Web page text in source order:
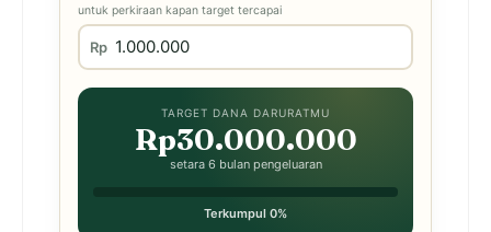
untuk perkiraan kapan target tercapai
Rp
TARGET DANA DARURATMU
Rp30.000.000
setara 6 bulan pengeluaran
Terkumpul 0%